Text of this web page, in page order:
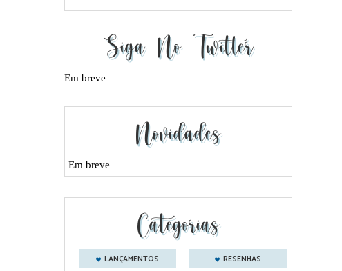
Siga No Twitter
Em breve
Novidades
Em breve
Categorias
LANÇAMENTOS RESENHAS